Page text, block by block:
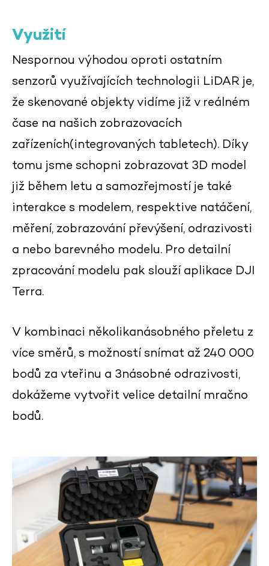
Využití
Nespornou výhodou oproti ostatním
senzorů využívajících technologii LiDAR je,
že skenované objekty vidíme již v reálném
čase na našich zobrazovacích
zařízeních(integrovaných tabletech). Díky
tomu jsme schopni zobrazovat 3D model
již během letu a samozřejmostí je také
interakce s modelem, respektive natáčení,
měření, zobrazování převýšení, odrazivosti
a nebo barevného modelu. Pro detailní
zpracování modelu pak slouží aplikace DJI
Terra.
V kombinaci několikanásobného přeletu z
více směrů, s možností snímat až 240 000
bodů za vteřinu a 3násobné odrazivosti,
dokážeme vytvořit velice detailní mračno
bodů.